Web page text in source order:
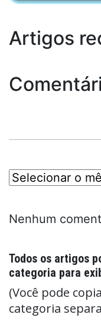
Artigos
posts
Nenhum
Todos os artigos
categoria para
(Você pode
categoria